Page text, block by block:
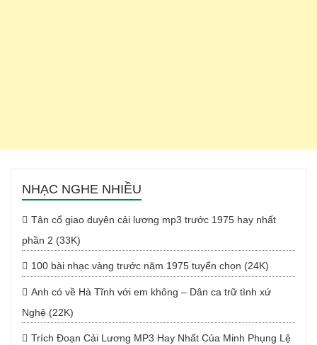
NHẠC NGHE NHIỀU
Tân cổ giao duyên cải lương mp3 trước 1975 hay nhất
phần 2 (33K)
100 bài nhạc vàng trước năm 1975 tuyển chọn (24K)
Anh có về Hà Tĩnh với em không – Dân ca trữ tình xứ
Nghệ (22K)
Trích Đoạn Cải Lương MP3 Hay Nhất Của Minh Phụng Lệ